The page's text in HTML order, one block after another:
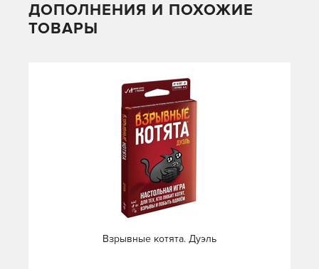
ДОПОЛНЕНИЯ И ПОХОЖИЕ
ТОВАРЫ
Взрывные котята. Дуэль